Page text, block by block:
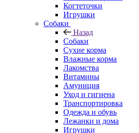
Когтеточки
Игрушки
Собаки
Назад
Собаки
Сухие корма
Влажные корма
Лакомства
Витамины
Амуниция
Уход и гигиена
Транспортировка
Одежда и обувь
Лежанки и дома
Игрушки